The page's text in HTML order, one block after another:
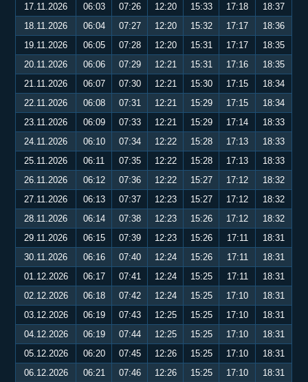
17.11.2026
06:03 07:26 12:20 15:33 17:18
18:37
18.11.2026
06:04 07:27 12:20 15:32 17:17
18:36
19.11.2026
06:05 07:28 12:20 15:31 17:17
18:35
20.11.2026
06:06 07:29 12:21 15:31 17:16
18:35
21.11.2026
06:07 07:30 12:21 15:30 17:15
18:34
22.11.2026
06:08 07:31 12:21 15:29 17:15
18:34
23.11.2026
06:09 07:33 12:21 15:29 17:14
18:33
24.11.2026
06:10 07:34 12:22 15:28 17:13
18:33
25.11.2026
06:11 07:35 12:22 15:28 17:13
18:33
26.11.2026
06:12 07:36 12:22 15:27 17:12
18:32
27.11.2026
06:13 07:37 12:23 15:27 17:12
18:32
28.11.2026
06:14 07:38 12:23 15:26 17:12
18:32
29.11.2026
06:15 07:39 12:23 15:26 17:11
18:31
30.11.2026
06:16 07:40 12:24 15:26 17:11
18:31
01.12.2026
06:17 07:41 12:24 15:25 17:11
18:31
02.12.2026
06:18 07:42 12:24 15:25 17:10
18:31
03.12.2026
06:19 07:43 12:25 15:25 17:10
18:31
04.12.2026
06:19 07:44 12:25 15:25 17:10
18:31
05.12.2026
06:20 07:45 12:26 15:25 17:10
18:31
06.12.2026
06:21 07:46 12:26 15:25 17:10
18:31